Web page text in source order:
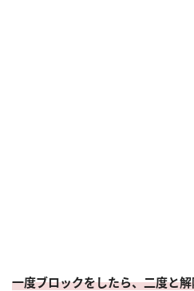
一度ブロックをしたら、二度と